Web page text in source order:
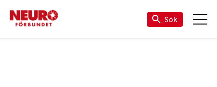
Till vår Facebook-sida
Sök